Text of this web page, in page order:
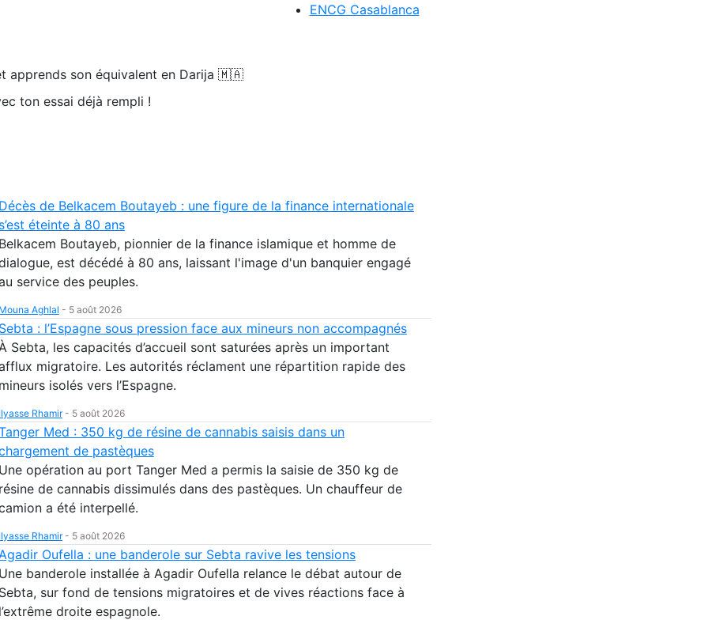
ENCG Casablanca
apprends son équivalent en Darija 🇲🇦
ton essai déjà rempli !
Décès de Belkacem Boutayeb : une figure de la finance internationale
s’est éteinte à 80 ans
Belkacem Boutayeb, pionnier de la finance islamique et homme de
est décédé à 80 ans, laissant l'image d'un banquier engagé
service des peuples.
Mouna Aghlal - 5 août 2026
Sebta : l’Espagne sous pression face aux mineurs non accompagnés
À Sebta, les capacités d’accueil sont saturées après un important
migratoire. Les autorités réclament une répartition rapide des
mineurs isolés vers l’Espagne.
Ilyasse Rhamir- 5 août 2026
Med : 350 kg de résine de cannabis saisis dans un
de pastèques
Une opération au port Tanger Med a permis la saisie de 350 kg de
résine de cannabis dissimulés dans des pastèques. Un chauffeur de
a été interpellé.
Ilyasse Rhamir- 5 août 2026
Agadir Oufella : une banderole sur Sebta ravive les tensions
Une banderole installée à Agadir Oufella relance le débat autour de
Sebta, sur fond de tensions migratoires et de vives réactions face à
l’extrême droite espagnole.